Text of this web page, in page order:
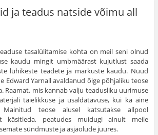
ja teadus natside võimu all
tasalülitamise kohta on meil seni olnud
kaudu mingit umbmäärast kujutlust saada
lühikeste teadete ja märkuste kaudu. Nüüd
Edward Yarnall avaldanud õige põhjaliku teose
Raamat, mis kannab valju teadusliku uurimuse
täie­likkuse ja usaldatavuse, kui ka aine
Mainitud teose alusel katsutakse allpool
käsitleda, peatudes muidugi ainult meile
sündmuste ja asjaolude juures.